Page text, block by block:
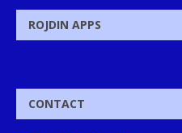
ROJDIN APPS
CONTACT